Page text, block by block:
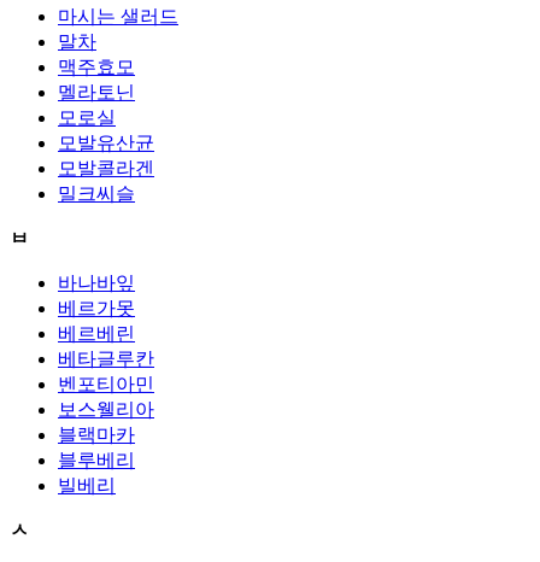
마시는 샐러드
말차
맥주효모
멜라토닌
모로실
모발유산균
모발콜라겐
밀크씨슬
ㅂ
바나바잎
베르가못
베르베린
베타글루칸
벤포티아민
보스웰리아
블랙마카
블루베리
빌베리
ㅅ